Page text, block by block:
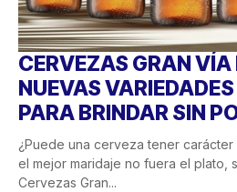
CERVEZAS GRAN
NUEVAS
PARA BRINDAR SIN
¿Puede una cerveza tener carácter
el mejor maridaje no fuera el plato,
Cervezas Gran...